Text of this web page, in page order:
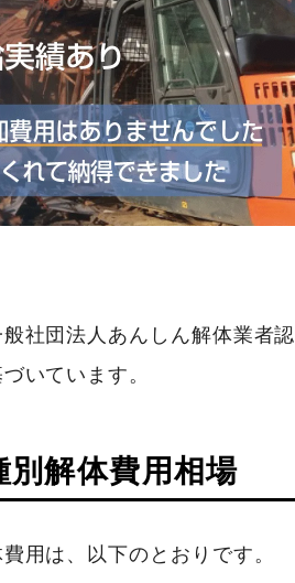
社団法人あんしん解体業者認
いています。
解体費用相場
用は、以下のとおりです。